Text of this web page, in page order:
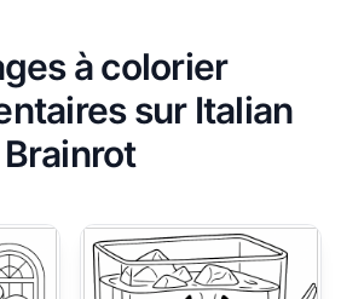
à colorier
sur Italian
Brainrot